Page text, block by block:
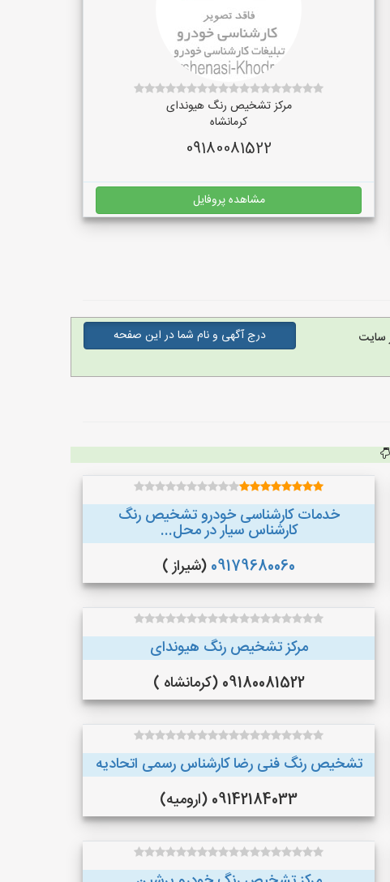
مرکز تشخیص رنگ هیوندای
کرمانشاه
09180081522
مشاهده پروفایل
سایت
درج آگهی و نام شما در این صفحه
خدمات کارشناسی خودرو تشخیص رنگ
کارشناس سیار در محل...
09179680060 (شیراز )
مرکز تشخیص رنگ هیوندای
09180081522 (کرمانشاه )
تشخیص رنگ فنی رضا کارشناس رسمی اتحادیه
09142184033 (ارومیه)